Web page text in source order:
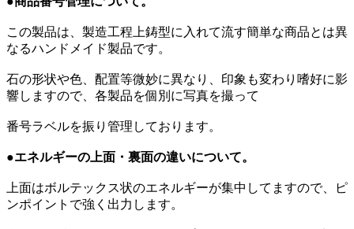
この製品は、製造工程上鋳型に入れて流す簡単な商品とは異
なるハンドメイド製品です。
石の形状や色、配置等微妙に異なり、印象も変わり嗜好に影
響しますので、各製品を個別に写真を撮って
番号ラベルを振り管理しております。
●エネルギーの上面・裏面の違いについて。
上面はボルテックス状のエネルギーが集中してますので、ピ
ンポイントで強く出力します。